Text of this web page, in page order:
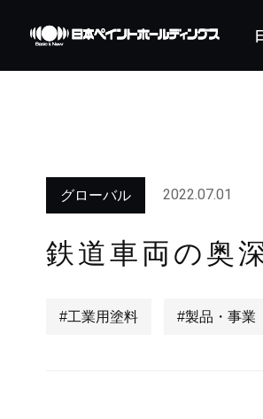
グローバル 2022.07.01
鉄道車両の奥
#工業用塗料 #製品・事業